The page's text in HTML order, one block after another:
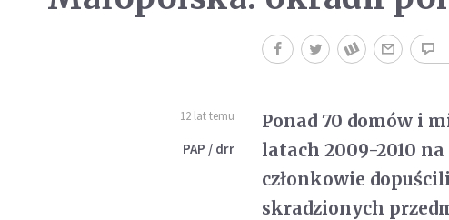
12 lat temu
PAP / drr
Ponad 70 domów i
latach 2009-2010
członkowie
skradzionych